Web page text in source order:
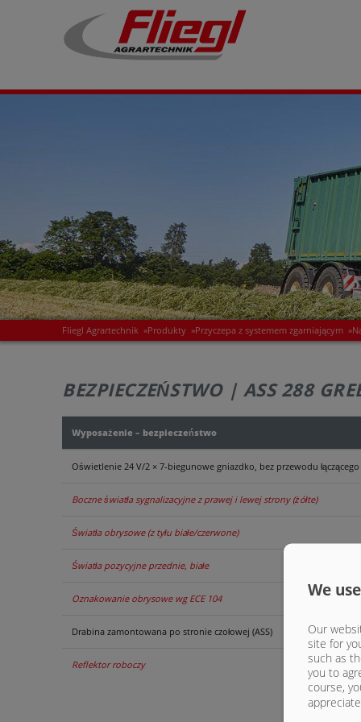
Fliegl Agrartechnik »Produkty »Przyczepa z systemem zgarniającym »
BEZPIECZEŃSTWO | ASS 288
Wyposażenie – bezpieczeństwo
Oświetlenie 24 V/2 × 7-biegunowe gniazdko, bez przewodu łączącego
Boczne światła sygnalizacyjne z prawej i lewej strony (żółte)
Światła obrysowe (z tyłu białe/czerwone)
Światła pozycyjne przednie, białe
Oznakowanie obrysowe wg ECE 104
Drabina zamontowana po stronie czołowej (ASS)
Reflektor roboczy
We
Our
site for
such as
you to
course,